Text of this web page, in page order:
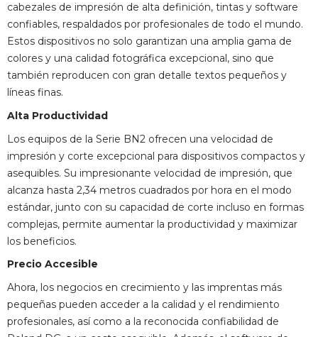
cabezales de impresión de alta definición, tintas y software
confiables, respaldados por profesionales de todo el mundo.
Estos dispositivos no solo garantizan una amplia gama de
colores y una calidad fotográfica excepcional, sino que
también reproducen con gran detalle textos pequeños y
líneas finas.
Alta Productividad
Los equipos de la Serie BN2 ofrecen una velocidad de
impresión y corte excepcional para dispositivos compactos y
asequibles. Su impresionante velocidad de impresión, que
alcanza hasta 2,34 metros cuadrados por hora en el modo
estándar, junto con su capacidad de corte incluso en formas
complejas, permite aumentar la productividad y maximizar
los beneficios.
Precio Accesible
Ahora, los negocios en crecimiento y las imprentas más
pequeñas pueden acceder a la calidad y el rendimiento
profesionales, así como a la reconocida confiabilidad de